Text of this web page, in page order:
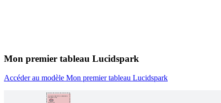
Mon premier tableau Lucidspark
Accéder au modèle Mon premier tableau Lucidspark